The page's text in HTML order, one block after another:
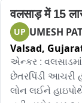
મૌખિક રજૂઆતો
આપવામાં આવે છે.
નથી.
સ્થાનિકોના
અને મહિલાઓમાં
બીમારીઓનું
वलसाड़ में 15
UP UMESH
Valsad,
એન્કર :
છેતરપિંડી આચરી
લોન લઈને